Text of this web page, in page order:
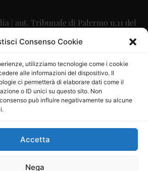
Consenso Cookie
utilizziamo tecnologie come i cookie
alle informazioni del dispositivo. Il
ci permetterà di elaborare dati come il
o ID unici su questo sito. Non
può influire negativamente su alcune
Accetta
Nega
| aut. Tribunale di Palermo n.11 del
29/09/2015
Maurizio Scaglione
Maria Calabrese
P.IVA: 06334930820
Società Cooperativa a r.l. è
degli Operatori di Comunicazione al